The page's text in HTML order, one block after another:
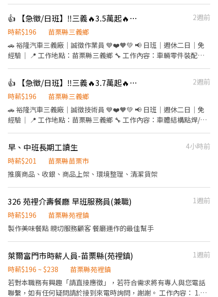
假日排班 9.需長期可配合的夥伴，寒暑期勿試
👍 【急徵/日班】‼️三義🔥3.5萬起🔥裝配技術員🔥無經驗可🔥週休二日
2週前
時薪$196
苗栗縣三義鄉
🚗 裕隆汽車三義廠｜誠徵作業員 💙❤️🧡💚 📢 日班｜週休二日｜免
經驗｜ 📍 工作地點：苗栗縣三義鄉 🔧 工作內容：車輛零件裝配作
高中職畢業 • 具普通小型車駕照 • 無經驗可 🌟 工作穩定、環境單
純，提供完善教育訓練，讓您安心學習、穩定發展！ 📩 有興趣歡迎
按下【立即應徵】或留言姓名、聯絡電話，我們將盡快與您聯繫！
👍 【急徵/日班】‼️三義🔥3.7萬起🔥點焊技術員🔥無經驗可🔥週休二日
2週前
時薪$196
苗栗縣三義鄉
🚗 裕隆汽車三義廠｜誠徵技術員 💙❤️🧡💚 📢 日班｜週休二日｜免
經驗｜ 📍 工作地點：苗栗縣三義鄉 🔧 工作內容：車體結構點焊/鈑
高中職畢業 • 具普通小型車駕照 • 無經驗可 🌟 工作穩定、環境單
純，提供完善教育訓練，讓您安心學習、穩定發展！! 📩 有興趣歡迎
按下【立即應徵】或留言姓名、聯絡電話，我們將盡快與您聯繫！
早、中班長期工讀生
4小時前
時薪$201
苗栗縣苗栗市
推廣商品、收銀、商品上架、環境整理、清潔貨架
326 苑裡介壽餐廳 早班服務員(兼職)
1週前
時薪$196
苗栗縣苑裡鎮
製作美味餐點 親切服務顧客 餐廳運作的最佳幫手
萊爾富門市時薪人員-苗栗縣(苑裡鎮)
1週前
時薪$196 ~ $238
苗栗縣苑裡鎮
若對本職務有興趣「請直接應徵」，若符合需求將有專人與您電話
聯繫，如有任何疑問請於接到來電時詢問，謝謝。 工作內容： 1.協